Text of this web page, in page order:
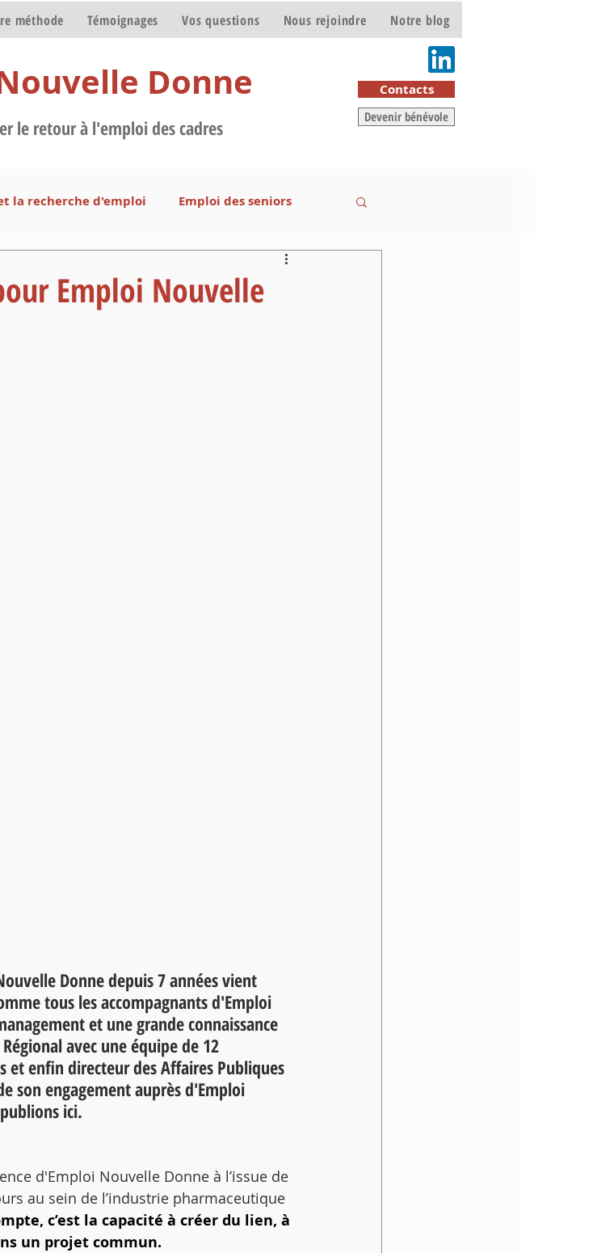
méthode Témoignages Vos questions Nous rejoindre Notre blog
Donne
le retour à l'emploi des cadres
Contacts
Devenir bénévole
la recherche d'emploi Emploi des seniors
Emploi Nouvelle
Donne depuis 7 années vient
tous les accompagnants d'Emploi
et une grande connaissance
avec une équipe de 12
et enfin directeur des Affaires Publiques
son engagement auprès d'Emploi
ici.
d'Emploi Nouvelle Donne à l’issue de
au sein de l’industrie pharmaceutique
c’est la capacité à créer du lien, à
un projet commun.